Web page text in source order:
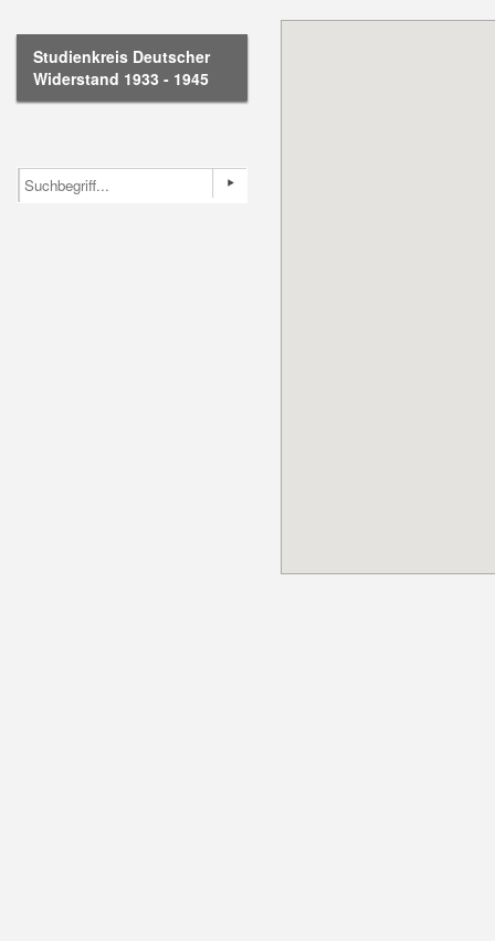
Studienkreis Deutscher
Widerstand 1933 - 1945